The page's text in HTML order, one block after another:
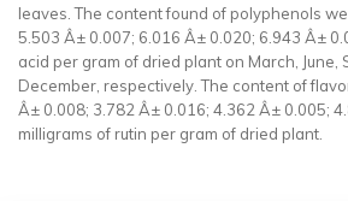
leaves. The content found of polyphenols
5.503 Â± 0.007; 6.016 Â± 0.020; 6.943 Â±
acid per gram of dried plant on March, June,
December, respectively. The content of
Â± 0.008; 3.782 Â± 0.016; 4.362 Â± 0.005;
milligrams of rutin per gram of dried plant.